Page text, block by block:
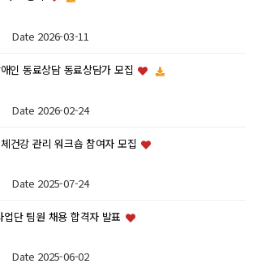
Date 2026-03-11
인 동료상담 동료상담가 모집
Date 2026-02-24
건강 관리 워크숍 참여자 모집
Date 2025-07-24
업단 팀원 채용 합격자 발표
Date 2025-06-02